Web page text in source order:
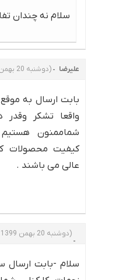
سلام نه چندان
علیرضا (دوشنبه 20 بهمن 1399 - 18:18)
بابت ارسال به
واقعا تشکر وقدر
شماممنون هستیم
کیفیت محصولات
عالی می باشند .
(دوشنبه 20 بهمن 1399 - 18:15)
سلام -بابت ارسال